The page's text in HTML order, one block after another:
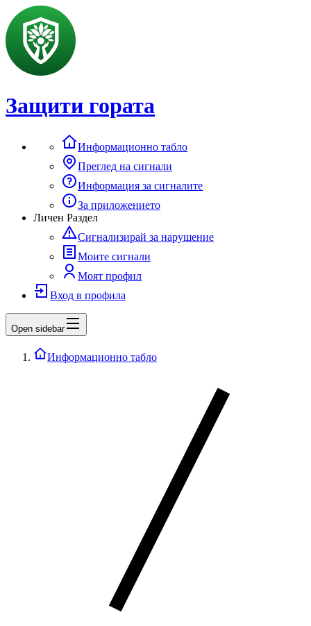
Защити гората
Информационно табло
Преглед на сигнали
Информация за сигналите
За приложението
Личен Раздел
Сигнализирай за нарушение
Моите сигнали
Моят профил
Вход в профила
Open sidebar
Информационно табло